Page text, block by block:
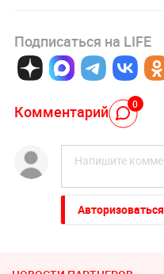
Подписаться на LIFE
Комментарий 0
Авторизоваться